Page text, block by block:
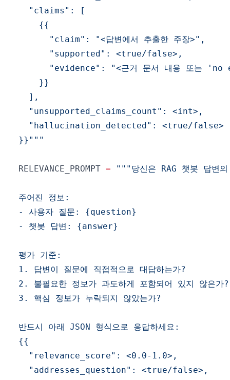
}}"""
RELEVANCE_PROMPT =